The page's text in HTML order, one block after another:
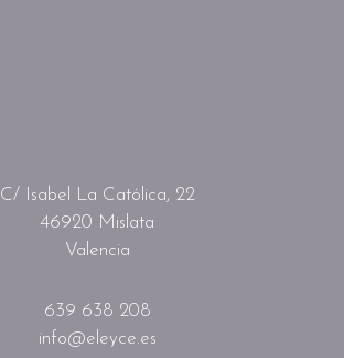
C/ Isabel La Católica, 22
46920 Mislata
Valencia
639 638 208
info@eleyce.es